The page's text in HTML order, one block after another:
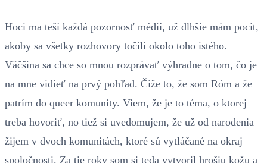
Hoci ma teší každá pozornosť médií, už dlhšie mám pocit,
akoby sa všetky rozhovory točili okolo toho istého.
Väčšina sa chce so mnou rozprávať výhradne o tom, čo je
na mne vidieť na prvý pohľad. Čiže to, že som Róm a že
patrím do queer komunity. Viem, že je to téma, o ktorej
treba hovoriť, no tiež si uvedomujem, že už od narodenia
žijem v dvoch komunitách, ktoré sú vytláčané na okraj
spoločnosti. Za tie roky som si teda vytvoril hrošiu kožu a